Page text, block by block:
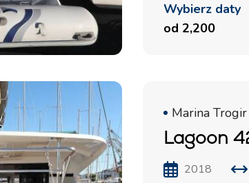
Wybierz daty
od 2,200
Marina
Lagoon
2018